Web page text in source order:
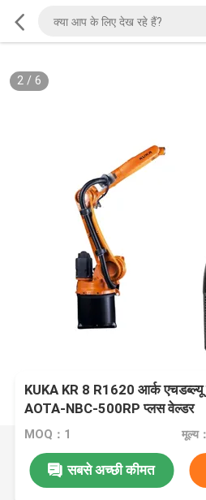
2/ 6
KUKA KR 8 R1620 आर्क एचडब्ल्यू
AOTA-NBC-500RP प्लस वेल्डर
MOQ：1 मूल्य
सबसे अच्छी कीमत